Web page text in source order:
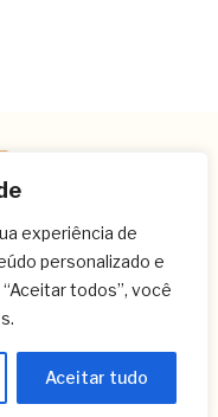
experiência de
personalizado e
todos”, você
Aceitar tudo